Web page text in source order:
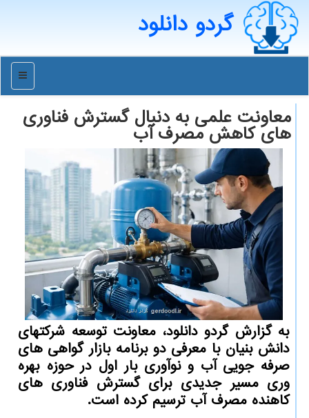
گردو دانلود
منو
معاونت علمی به دنبال گسترش فناوری
های کاهش مصرف آب
به گزارش گردو دانلود، معاونت توسعه شرکتهای
دانش بنیان با معرفی دو برنامه بازار گواهی های
صرفه جویی آب و نوآوری بار اول در حوزه بهره
وری مسیر جدیدی برای گسترش فناوری های
کاهنده مصرف آب ترسیم کرده است.